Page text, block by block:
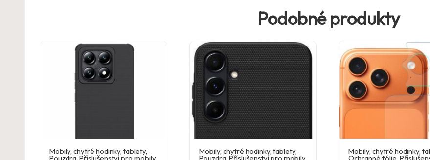
Podobné produkty
Mobily, chytré hodinky, tablety,
Pouzdra, Příslušenství pro mobily
Mobily, chytré hodinky, tablety,
Pouzdra, Příslušenství pro mobily
Mobily, chytré hodinky,
Ochranné fólie,